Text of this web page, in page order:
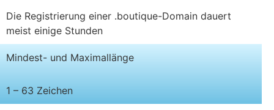
Die Registrierung einer .boutique-Domain dauert
meist einige Stunden
Mindest- und Maximallänge
1 – 63 Zeichen